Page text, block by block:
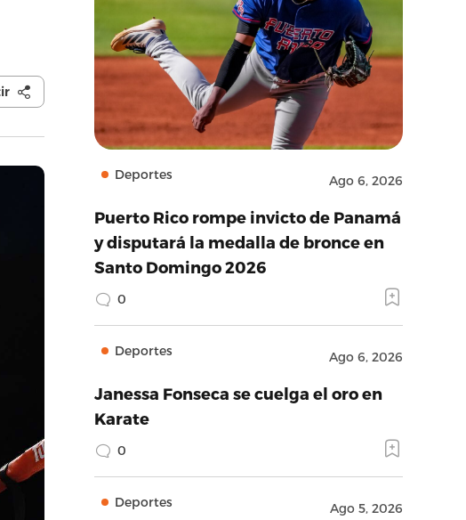
Deportes Ago 6, 2026
Puerto Rico rompe invicto de Panamá
y disputará la medalla de bronce en
Santo Domingo 2026
0
Deportes Ago 6, 2026
Janessa Fonseca se cuelga el oro en
Karate
0
Deportes Ago 5, 2026